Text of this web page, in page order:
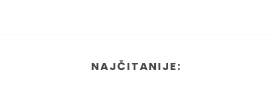
NAJČITANIJE: